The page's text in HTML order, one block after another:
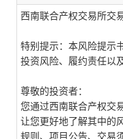
西南联合产权交易所交
特别提示： 本风险提示
投资风险、履约责任以
尊敬的投资者：
您通过西南联合产权交
让您更好地了解其中的
规则、 项目 公告、交易